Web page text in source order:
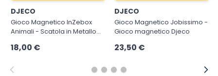
DJECO
Gioco Magnetico InZebox
Animali - Scatola in Metallo
Calamite in Legno
18,00 €
DJECO
Gioco Magnetico Jobissimo -
Gioco magnetico Djeco
23,50 €